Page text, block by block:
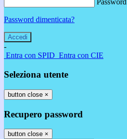
Password
Password dimenticata?
-
Entra con SPID Entra con CIE
Seleziona utente
button close ×
Recupero password
button close ×